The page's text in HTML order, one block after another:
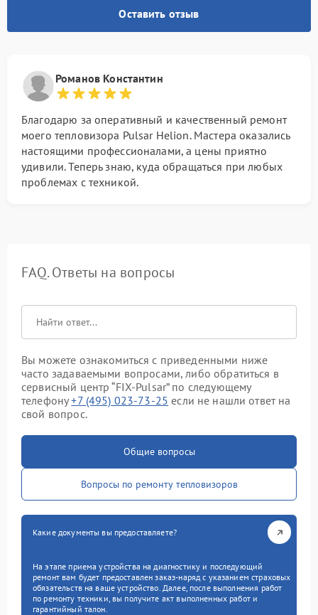
Оставить отзыв
Романов Константин
Благодарю за оперативный и качественный ремонт
моего тепловизора Pulsar Helion. Мастера оказались
настоящими профессионалами, а цены приятно
удивили. Теперь знаю, куда обращаться при любых
проблемах с техникой.
FAQ. Ответы на вопросы
Вы можете ознакомиться с приведенными ниже
часто задаваемыми вопросами, либо обратиться в
сервисный центр “FIX-Pulsar” по следующему
телефону+7 (495) 023-73-25 если не нашли ответ на
свой вопрос.
Общие вопросы
Вопросы по ремонту тепловизоров
Какие документы вы предоставляете?
На этапе приема устройства на диагностику и последующий
ремонт вам будет предоставлен заказ-наряд с указанием страховых
обязательств на ваше устройство. Далее, после выполнения работ
по ремонту техники, вы получите акт выполненных работ и
гарантийный талон.